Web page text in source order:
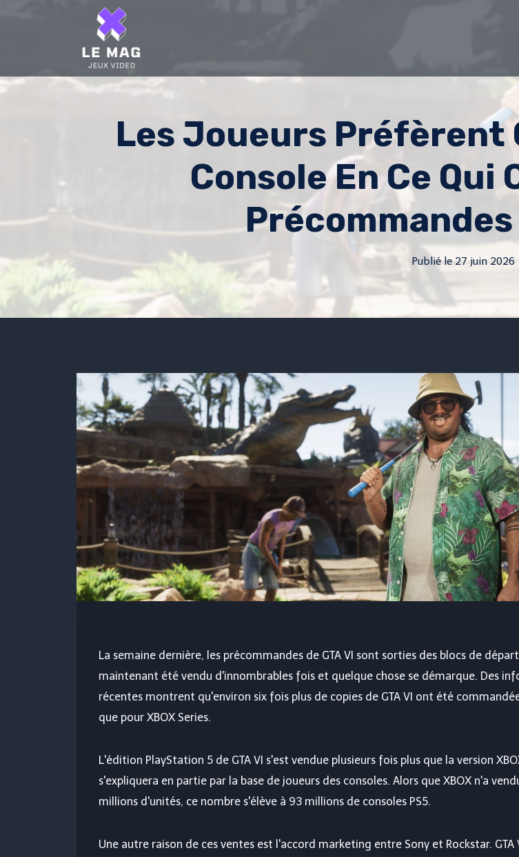
Les Joueurs
Console En Ce Qui
Précommandes
Publié le 27 juin 2026
La semaine dernière, les précommandes de GTA VI sont sorties des blocs de
maintenant été vendu d'innombrables fois et quelque chose se démarque. Des
récentes montrent qu'environ six fois plus de copies de GTA VI ont été
que pour XBOX Series.
L'édition PlayStation 5 de GTA VI s'est vendue plusieurs fois plus que la version
s'expliquera en partie par la base de joueurs des consoles. Alors que XBOX n'a
millions d'unités, ce nombre s'élève à 93 millions de consoles PS5.
Une autre raison de ces ventes est l'accord marketing entre Sony et Rockstar. GTA